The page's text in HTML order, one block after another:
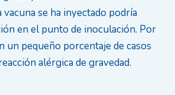
vacuna se ha inyectado podría
en el punto de inoculación. Por
un pequeño porcentaje de casos
alérgica de gravedad.